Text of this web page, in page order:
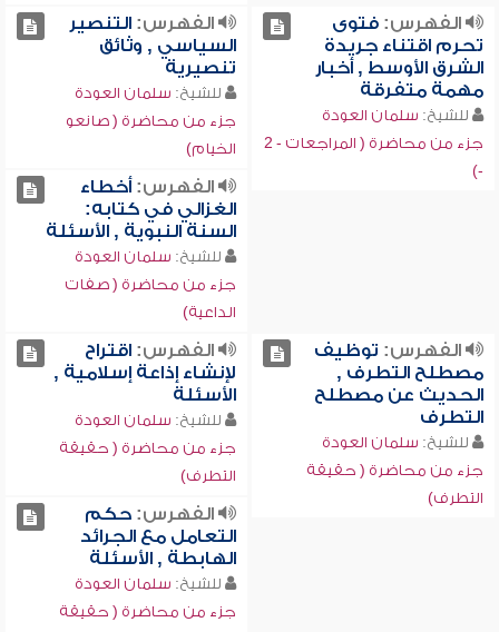
الفهرس:فتوى
تحرم اقتناء جريدة
الشرق الأوسط , أخبار
مهمة متفرقة
للشيخ: سلمان العودة
جزء من محاضرة ( المراجعات - 2
-)
الفهرس:التنصير
السياسي , وثائق
تنصيرية
للشيخ: سلمان العودة
جزء من محاضرة ( صانعو
الخيام)
الفهرس:أخطاء
الغزالي في كتابه:
السنة النبوية , الأسئلة
للشيخ: سلمان العودة
جزء من محاضرة ( صفات
الداعية)
الفهرس: توظيف
مصطلح التطرف ,
الحديث عن مصطلح
التطرف
للشيخ: سلمان العودة
جزء من محاضرة ( حقيقة
التطرف)
الفهرس:اقتراح
لإنشاء إذاعة إسلامية ,
الأسئلة
للشيخ: سلمان العودة
جزء من محاضرة ( حقيقة
التطرف)
الفهرس:حكم
التعامل مع الجرائد
الهابطة , الأسئلة
للشيخ: سلمان العودة
جزء من محاضرة ( حقيقة